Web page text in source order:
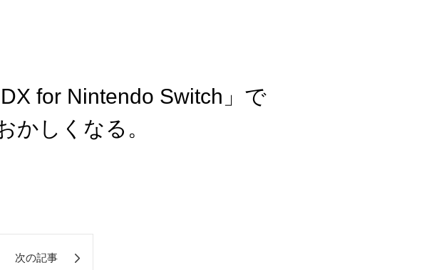
for Nintendo Switch」で
かしくなる。
次の記事